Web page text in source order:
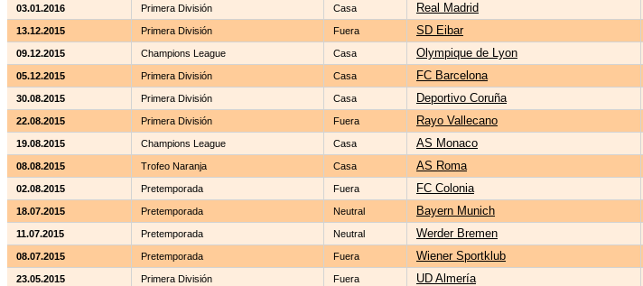
03.01.2016 Primera División Casa Real Madrid
13.12.2015 Primera División Fuera SD Eibar
09.12.2015 Champions League Casa Olympique de Lyon
05.12.2015 Primera División Casa FC Barcelona
30.08.2015 Primera División Casa Deportivo Coruña
22.08.2015 Primera División Fuera Rayo Vallecano
19.08.2015 Champions League Casa AS Monaco
08.08.2015 Trofeo Naranja Casa AS Roma
02.08.2015 Pretemporada Fuera FC Colonia
18.07.2015 Pretemporada Neutral Bayern Munich
11.07.2015 Pretemporada Neutral Werder Bremen
08.07.2015 Pretemporada Fuera Wiener Sportklub
23.05.2015 Primera División Fuera UD Almería